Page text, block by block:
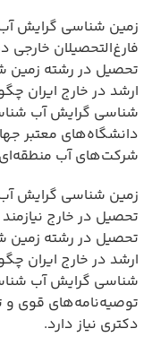
زمین شناسی گرایش
فارغ‌التحصیلان خارجی
تحصیل در رشته
ارشد در خارج ایران
شناسی گرایش آب
دانشگاه‌های معتبر
شرکت‌های آب
زمین شناسی گرایش
تحصیل در خارج
تحصیل در رشته
ارشد در خارج ایران
شناسی گرایش آب
توصیه‌نامه‌های قوی و
دکتری نیاز دارد.